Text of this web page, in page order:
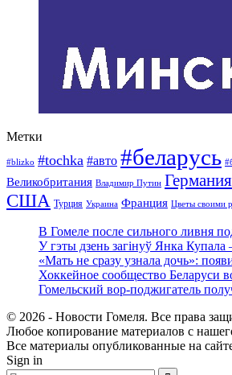
Метки
#blizko #tochka #авто #беларусь
Великобритания Владимир Путин Германия
США Турция Украина Франция Цветы своими
В Гомеле после сильного ливня
У гэты дзень загінуў Янка Купала
«Мать не сразу узнала дочь»:
Хоккейное сообщество
Гомельский вор-поджигатель
© 2026 - Новости Гомеля. Все права
Любое копирование материалов с
Все материалы опубликованные на
Sign in